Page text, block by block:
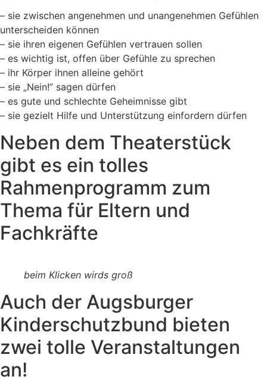
– sie zwischen angenehmen und unangenehmen Gefühlen
unterscheiden können
– sie ihren eigenen Gefühlen vertrauen sollen
– es wichtig ist, offen über Gefühle zu sprechen
– ihr Körper ihnen alleine gehört
– sie „Nein!” sagen dürfen
– es gute und schlechte Geheimnisse gibt
– sie gezielt Hilfe und Unterstützung einfordern dürfen
Neben dem Theaterstück
gibt es ein tolles
Rahmenprogramm zum
Thema für Eltern und
Fachkräfte
beim Klicken wirds groß
Auch der Augsburger
Kinderschutzbund bieten
zwei tolle Veranstaltungen
an!